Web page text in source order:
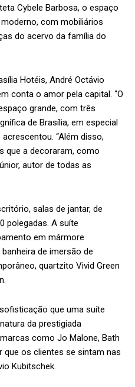
Cybele Barbosa, o espaço
com mobiliários
do acervo da família do
Hotéis, André Octávio
conta o amor pela capital. “O
grande, com três
de Brasília, em especial
“Além disso,
que a decoraram, como
autor de todas as
salas de jantar, de
polegadas. A suíte
em mármore
de imersão de
quartzito Vivid Green
que uma suíte
da prestigiada
como Jo Malone, Bath
que os clientes se sintam nas
Kubitschek.